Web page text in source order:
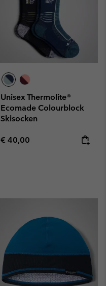
Unisex Thermolite®
Ecomade Colourblock
Skisocken
Regular price:
€ 40,00